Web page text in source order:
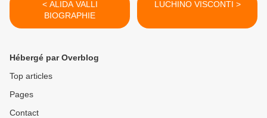
< ALIDA VALLI
BIOGRAPHIE
LUCHINO VISCONTI >
Hébergé par Overblog
Top articles
Pages
Contact